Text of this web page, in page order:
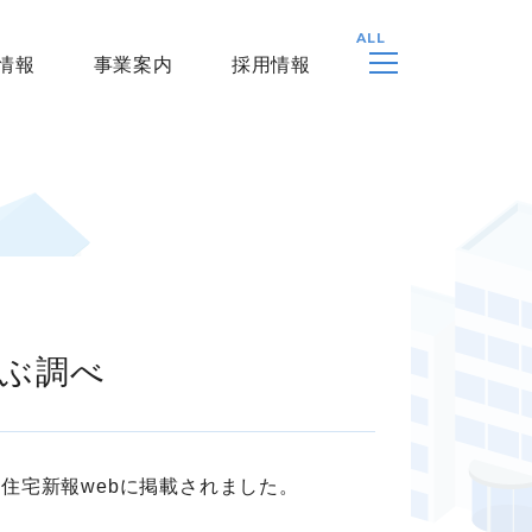
報 事業案内 採用情報
調べ
宅新報webに掲載されました。